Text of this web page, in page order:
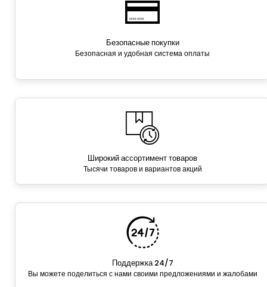
Безопасные покупки
Безопасная и удобная система оплаты
Широкий ассортимент товаров
Тысячи товаров и вариантов акций
Поддержка 24/7
Вы можете поделиться с нами своими предложениями и жалобами